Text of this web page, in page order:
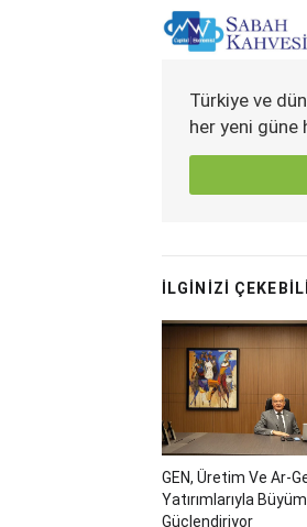
Türkiye ve
her yeni güne
İLGİNİZİ
GEN, Üretim Ve Ar-
Yatırımlarıyla
Güçlendiriyor